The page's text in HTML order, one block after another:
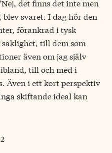
det finns det inte men
svaret. I dag hör den
förankrad i tysk
till dem som
även om jag själv
till och med i
Även i ett kort perspektiv
skiftande ideal kan